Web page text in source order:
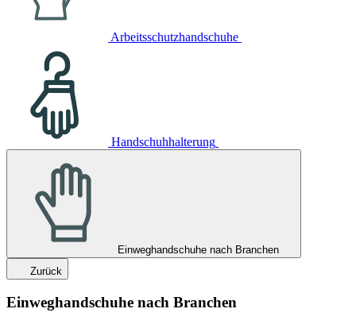
Arbeitsschutzhandschuhe
Handschuhhalterung
Einweghandschuhe nach Branchen
Zurück
Einweghandschuhe nach Branchen